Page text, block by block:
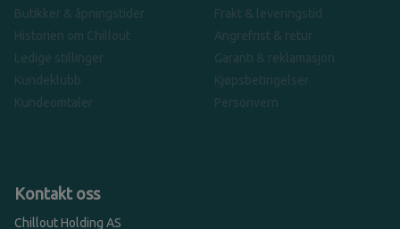
Butikker & åpningstider
Historien om Chillout
Ledige stillinger
Kundeklubb
Kundeomtaler
Frakt & leveringstid
Angrefrist & retur
Garanti & reklamasjon
Kjøpsbetingelser
Personvern
Kontakt oss
Chillout Holding AS